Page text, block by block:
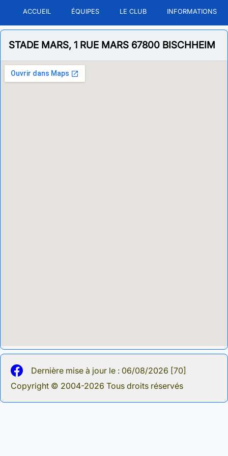
ACCUEIL ÉQUIPES LE CLUB INFORMATIONS
STADE MARS, 1 RUE MARS 67800 BISCHHEIM
Dernière mise à jour le : 06/08/2026 [70]
Copyright © 2004-2026 Tous droits réservés